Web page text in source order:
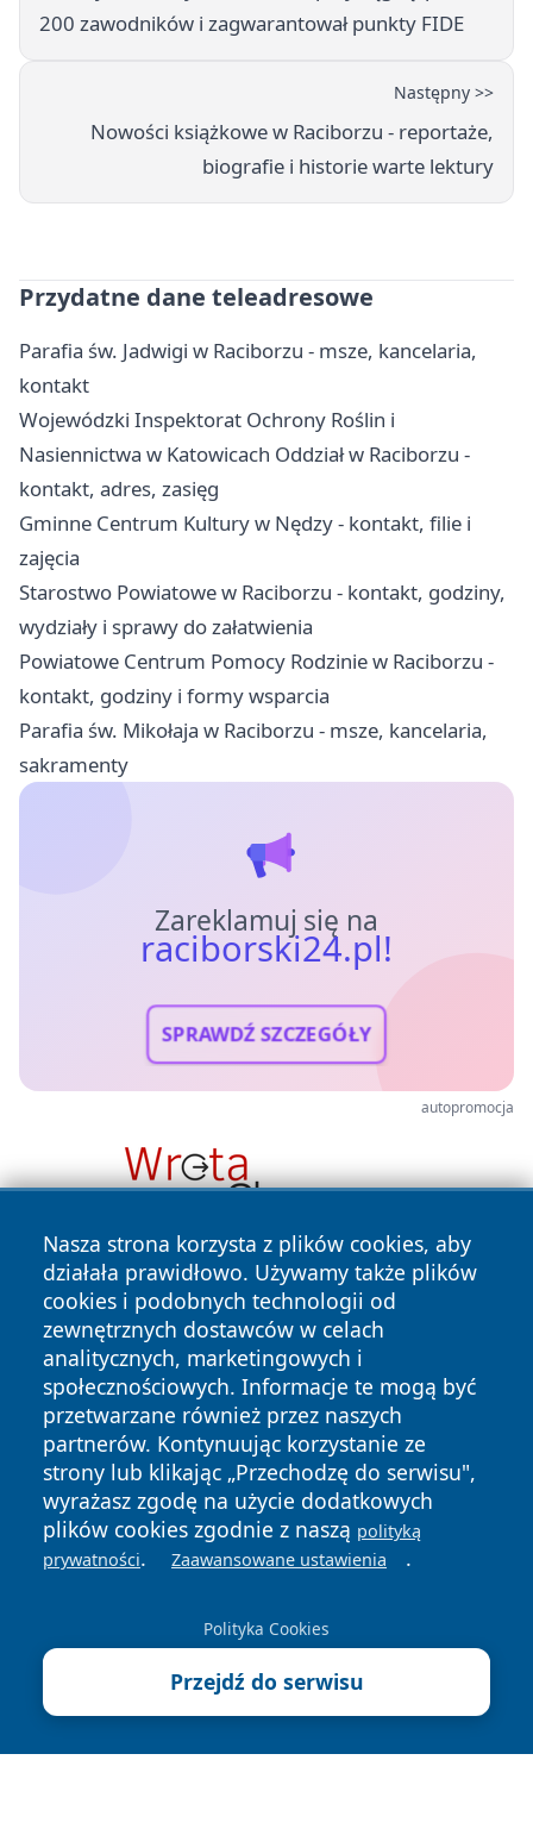
200 zawodników i zagwarantował punkty FIDE
Następny >>
Nowości książkowe w Raciborzu - reportaże,
biografie i historie warte lektury
Przydatne dane teleadresowe
Parafia św. Jadwigi w Raciborzu - msze, kancelaria,
kontakt
Wojewódzki Inspektorat Ochrony Roślin i
Nasiennictwa w Katowicach Oddział w Raciborzu -
kontakt, adres, zasięg
Gminne Centrum Kultury w Nędzy - kontakt, filie i
zajęcia
Starostwo Powiatowe w Raciborzu - kontakt, godziny,
wydziały i sprawy do załatwienia
Powiatowe Centrum Pomocy Rodzinie w Raciborzu -
kontakt, godziny i formy wsparcia
Parafia św. Mikołaja w Raciborzu - msze, kancelaria,
sakramenty
Zareklamuj się na
raciborski24.pl!
SPRAWDŹ SZCZEGÓŁY
autopromocja
Nasza strona korzysta z plików cookies, aby
działała prawidłowo. Używamy także plików
cookies i podobnych technologii od
zewnętrznych dostawców w celach
analitycznych, marketingowych i
społecznościowych. Informacje te mogą być
przetwarzane również przez naszych
partnerów. Kontynuując korzystanie ze
strony lub klikając „Przechodzę do serwisu",
wyrażasz zgodę na użycie dodatkowych
plików cookies zgodnie z naszą polityką
prywatności. Zaawansowane ustawienia .
Polityka Cookies
Przejdź do serwisu
Copyright © 2026 raciborski24.pl Wszystkie prawa
zastrzeżone.
News Autorzy
Polityka
Prywatności
Polityka
Cookies